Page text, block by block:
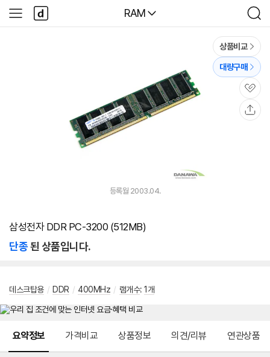
다나와
RAM
검
색
사
이
다
나
와
상품비교
대량구매
관
심
등록월 2003.04.
삼성전자 DDR PC-3200 (512MB)
단종된 상품입니다.
데스크탑용 / DDR / 400MHz / 램개수: 1개
요약정보 가격비교 상품정보 의견/리뷰 연관상품